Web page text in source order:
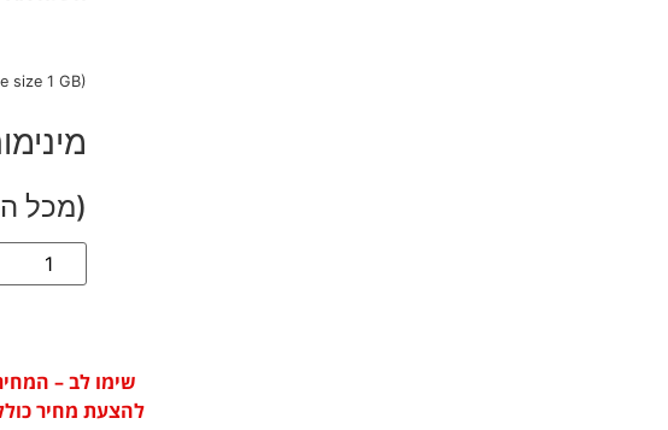
size 1 GB)
מינימום
(מכל המידות ביחד)
שימו לב –
להצעת מחיר